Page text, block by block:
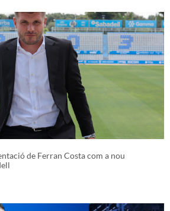
de Ferran Costa com a nou